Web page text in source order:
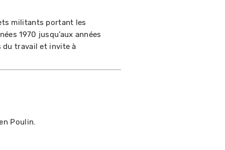
militants portant les
1970 jusqu’aux années
du travail et invite à
Poulin.